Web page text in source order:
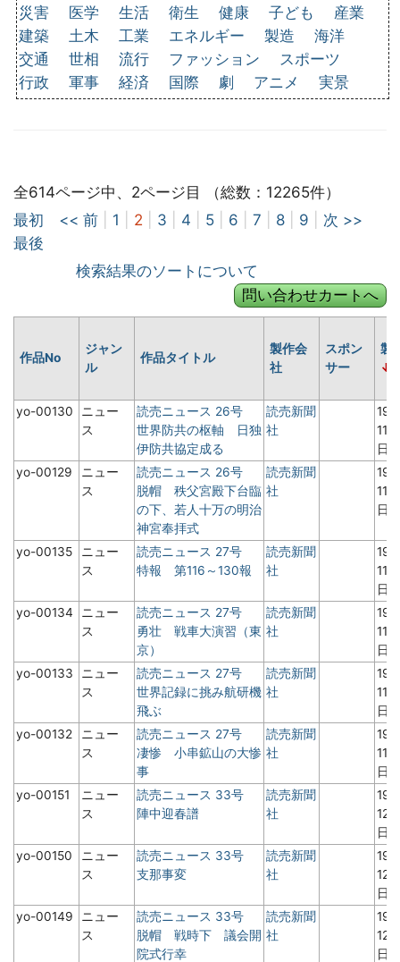
災害
医学 生活 衛生 健康 子ども
産業
建築
土木 工業 エネルギー 製造
海洋
交通
世相 流行 ファッション
スポーツ
行政
軍事 経済 国際 劇 アニメ 実景
全614ページ中、2ページ目 （総数：12265件）
最初
<< 前 1 2 3 4 5 6 7 8 9
次 >>
最後
検索結果のソートについて
作品No
ジャン
ル
作品タイトル
製作会
社
スポン
サー
製
yo-00130
ニュー
ス
読売ニュース 26号
世界防共の枢軸 日独
伊防共協定成る
読売新聞
社
11
日
yo-00129
ニュー
ス
読売ニュース 26号
脱帽 秩父宮殿下台臨
の下、若人十万の明治
神宮奉拝式
読売新聞
社
11
日
yo-00135
ニュー
ス
読売ニュース 27号
特報 第116～130報
読売新聞
社
11
日
yo-00134
ニュー
ス
読売ニュース 27号
勇壮 戦車大演習（東
京）
読売新聞
社
11
日
yo-00133
ニュー
ス
読売ニュース 27号
世界記録に挑み航研機
飛ぶ
読売新聞
社
11
日
yo-00132
ニュー
ス
読売ニュース 27号
凄惨 小串鉱山の大惨
事
読売新聞
社
11
日
yo-00151
ニュー
ス
読売ニュース 33号
陣中迎春譜
読売新聞
社
12
日
yo-00150
ニュー
ス
読売ニュース 33号
支那事変
読売新聞
社
12
日
yo-00149
ニュー
ス
読売ニュース 33号
脱帽 戦時下 議会開
院式行幸
読売新聞
社
12
日